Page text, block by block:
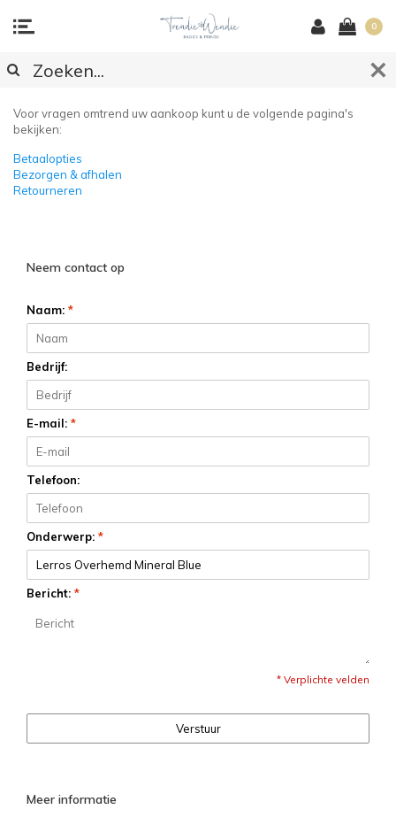
0
KLANTENSERVICE
Voor vragen omtrend uw aankoop kunt u de volgende pagina's
bekijken:
Betaalopties
Bezorgen & afhalen
Retourneren
Neem contact op
Naam: *
Bedrijf:
E-mail: *
Telefoon:
Onderwerp: *
Bericht: *
* Verplichte velden
Verstuur
Meer informatie